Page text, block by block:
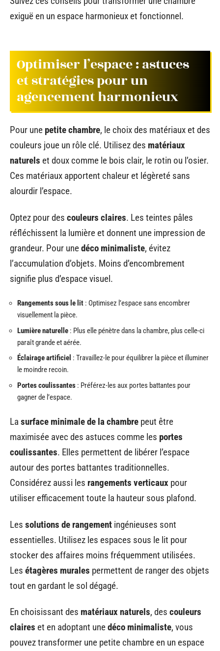
exiguë en un espace harmonieux et fonctionnel.
Optimiser l’espace : astuces
et stratégies pour un
agencement harmonieux
Pour une petite chambre, le choix des matériaux et des
couleurs joue un rôle clé. Utilisez des matériaux
naturels et doux comme le bois clair, le rotin ou l’osier.
Ces matériaux apportent chaleur et légèreté sans
alourdir l’espace.
Optez pour des couleurs claires. Les teintes pâles
réfléchissent la lumière et donnent une impression de
grandeur. Pour unedéco minimaliste, évitez
l’accumulation d’objets. Moins d’encombrement
signifie plus d’espace visuel.
Rangements sous le lit : Optimisez l’espace sans encombrer
visuellement la pièce.
Lumière naturelle : Plus elle pénètre dans la chambre, plus celle-ci
paraît grande et aérée.
Éclairage artificiel : Travaillez-le pour équilibrer la pièce et illuminer
le moindre recoin.
Portes coulissantes : Préférez-les aux portes battantes pour
gagner de l’espace.
La surface minimale de la chambre peut être
maximisée avec des astuces comme les portes
coulissantes. Elles permettent de libérer l’espace
autour des portes battantes traditionnelles.
Considérez aussi les rangements verticaux pour
utiliser efficacement toute la hauteur sous plafond.
Les solutions de rangement ingénieuses sont
essentielles. Utilisez les espaces sous le lit pour
stocker des affaires moins fréquemment utilisées.
Les étagères murales permettent de ranger des objets
tout en gardant le sol dégagé.
En choisissant des matériaux naturels, des couleurs
claires et en adoptant unedéco minimaliste, vous
pouvez transformer une petite chambre en un espace